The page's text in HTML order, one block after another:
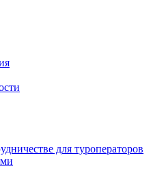
для туроператоров